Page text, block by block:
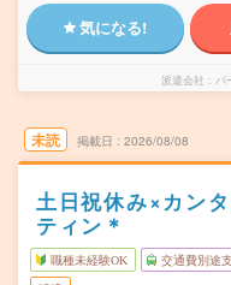
気になる!
派遣会社 パ
未読 掲載日 2026/08/08
土日祝休み×カン
ティン＊
職種未経験OK 交通費別途